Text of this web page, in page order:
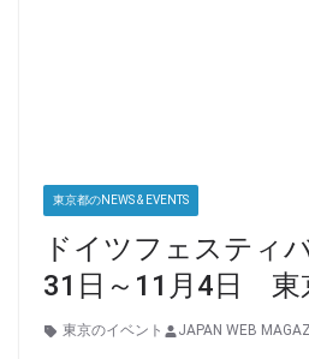
東京都のNEWS & EVENTS
ドイツフェスティ
31日～11月4日 東
東京のイベント JAPAN WEB